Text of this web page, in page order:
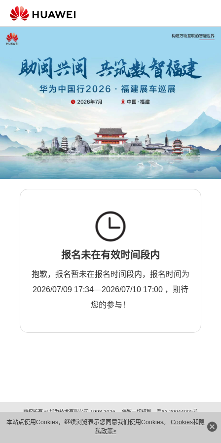
本站点使用Cookies，继续浏览表示您同意我们使用Cookies。 Cookies和隐
私政策>
报名未在有效时间段内
抱歉，报名暂未在报名时间段内，报名时间为
2026/07/09 17:34—2026/07/10 17:00 ，期待
您的参与！
版权所有 © 华为技术有限公司 1998-2026。 保留一切权利。粤A2-20044005号
隐私保护
法律声明